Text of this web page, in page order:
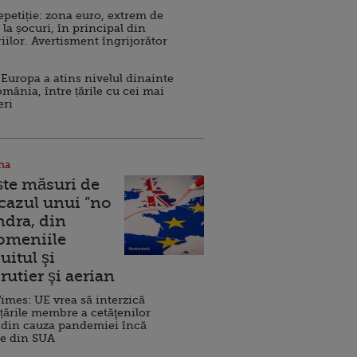
zona euro, extrem de
la șocuri, în principal din
Avertisment îngrijorător
a atins nivelul dinainte
între țările cu cei mai
măsuri de
unui ”no
din
şi
şi aerian
UE vrea să interzică
membre a cetăţenilor
cauza pandemiei încă
din SUA